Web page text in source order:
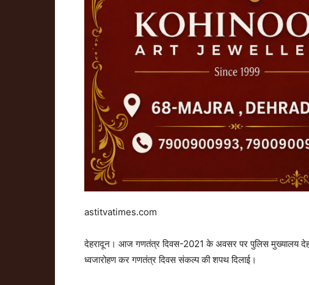
astitvatimes.com
देहरादून। आज गणतंत्र दिवस-2021 के अवसर पर पुलिस मुख्यालय
ध्वजारोहण कर गणतंत्र दिवस संकल्प की शपथ दिलाई।